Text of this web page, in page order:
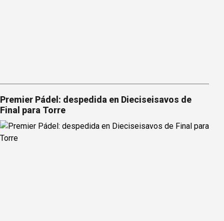
Premier Pádel: despedida en Dieciseisavos de
Final para Torre